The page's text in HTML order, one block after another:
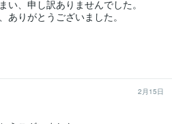
、申し訳ありませんでした。
ありがとうございました。
2月15日